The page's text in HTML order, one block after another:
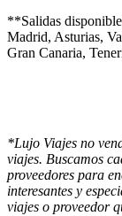
**Salidas
Madrid, Asturias,
Gran Canaria,
*Lujo Viajes no
viajes. Buscamos
proveedores para
interesantes y
viajes o proveedor